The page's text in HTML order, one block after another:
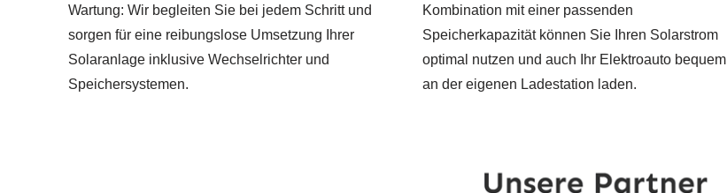
Wartung: Wir begleiten Sie bei jedem Schritt und
sorgen für eine reibungslose Umsetzung Ihrer
Solaranlage inklusive Wechselrichter und
Speichersystemen.
Kombination mit einer passenden
Speicherkapazität können Sie Ihren Solarstrom
optimal nutzen und auch Ihr Elektroauto bequem
an der eigenen Ladestation laden.